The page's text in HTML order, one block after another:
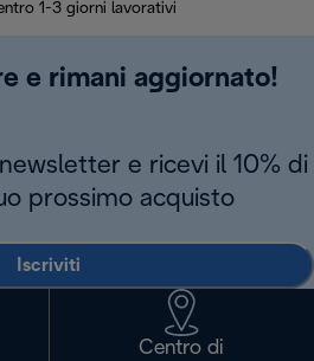
1-3 giorni lavorativi
e rimani aggiornato!
e ricevi il 10% di
prossimo acquisto
Iscriviti
Centro di